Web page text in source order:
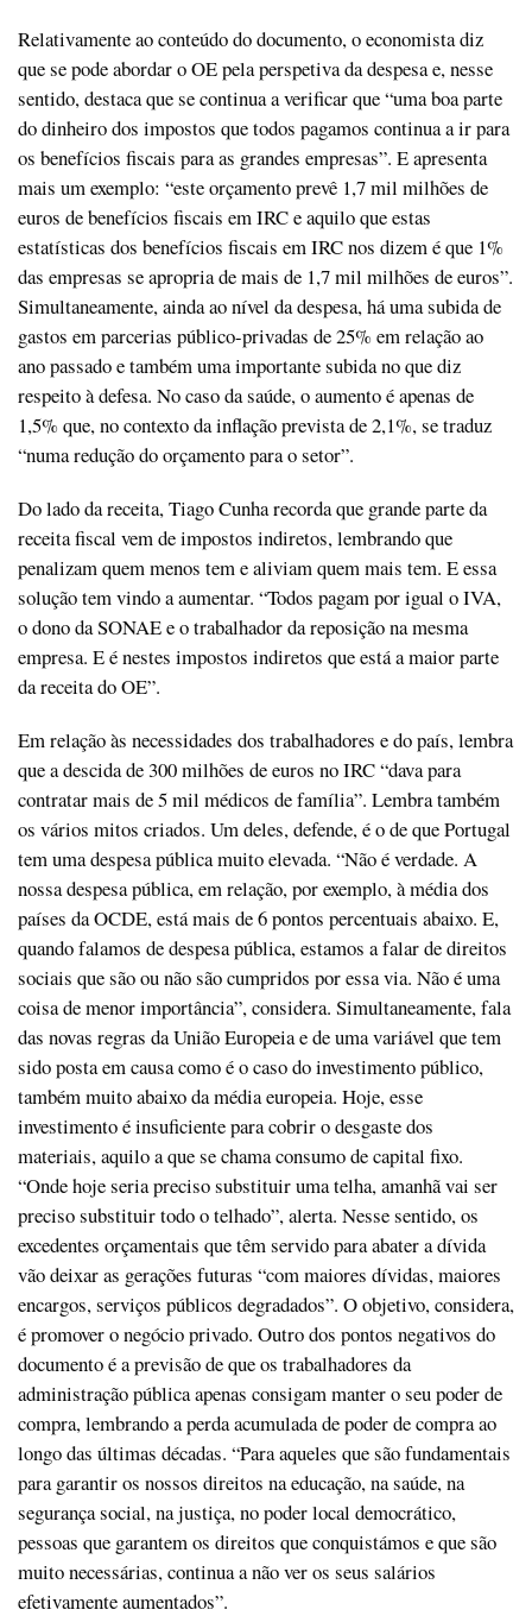
Relativamente ao conteúdo do documento, o economista diz
que se pode abordar o OE pela perspetiva da despesa e, nesse
sentido, destaca que se continua a verificar que “uma boa parte
do dinheiro dos impostos que todos pagamos continua a ir para
os benefícios fiscais para as grandes empresas”. E apresenta
mais um exemplo: “este orçamento prevê 1,7 mil milhões de
euros de benefícios fiscais em IRC e aquilo que estas
estatísticas dos benefícios fiscais em IRC nos dizem é que 1%
das empresas se apropria de mais de 1,7 mil milhões de euros”.
Simultaneamente, ainda ao nível da despesa, há uma subida de
gastos em parcerias público-privadas de 25% em relação ao
ano passado e também uma importante subida no que diz
respeito à defesa. No caso da saúde, o aumento é apenas de
1,5% que, no contexto da inflação prevista de 2,1%, se traduz
“numa redução do orçamento para o setor”.
Do lado da receita, Tiago Cunha recorda que grande parte da
receita fiscal vem de impostos indiretos, lembrando que
penalizam quem menos tem e aliviam quem mais tem. E essa
solução tem vindo a aumentar. “Todos pagam por igual o IVA,
o dono da SONAE e o trabalhador da reposição na mesma
empresa. E é nestes impostos indiretos que está a maior parte
da receita do OE”.
Em relação às necessidades dos trabalhadores e do país, lembra
que a descida de 300 milhões de euros no IRC “dava para
contratar mais de 5 mil médicos de família”. Lembra também
os vários mitos criados. Um deles, defende, é o de que Portugal
tem uma despesa pública muito elevada. “Não é verdade. A
nossa despesa pública, em relação, por exemplo, à média dos
países da OCDE, está mais de 6 pontos percentuais abaixo. E,
quando falamos de despesa pública, estamos a falar de direitos
sociais que são ou não são cumpridos por essa via. Não é uma
coisa de menor importância”, considera. Simultaneamente, fala
das novas regras da União Europeia e de uma variável que tem
sido posta em causa como é o caso do investimento público,
também muito abaixo da média europeia. Hoje, esse
investimento é insuficiente para cobrir o desgaste dos
materiais, aquilo a que se chama consumo de capital fixo.
“Onde hoje seria preciso substituir uma telha, amanhã vai ser
preciso substituir todo o telhado”, alerta. Nesse sentido, os
excedentes orçamentais que têm servido para abater a dívida
vão deixar as gerações futuras “com maiores dívidas, maiores
encargos, serviços públicos degradados”. O objetivo, considera,
é promover o negócio privado. Outro dos pontos negativos do
documento é a previsão de que os trabalhadores da
administração pública apenas consigam manter o seu poder de
compra, lembrando a perda acumulada de poder de compra ao
longo das últimas décadas. “Para aqueles que são fundamentais
para garantir os nossos direitos na educação, na saúde, na
segurança social, na justiça, no poder local democrático,
pessoas que garantem os direitos que conquistámos e que são
muito necessárias, continua a não ver os seus salários
efetivamente aumentados”.